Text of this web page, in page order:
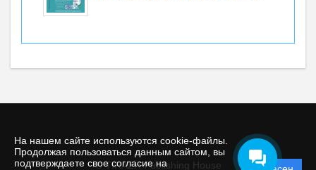
На нашем сайте используются cookie-файлы.
Продолжая пользоваться данным сайтом, вы
подтверждаете свое согласие на
© TIRAZH Publishing House